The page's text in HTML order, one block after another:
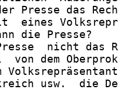
Presse das
eines
die Presse?
nicht das
von dem
usw.  die